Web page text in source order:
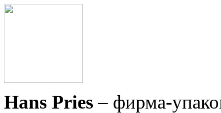
Hans Pries – фирма-